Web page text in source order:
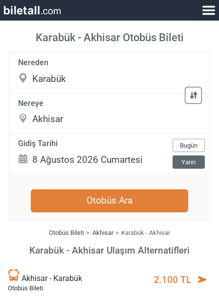
Karabük - Akhisar Otobüs Bileti
Nereden
Nereye
Gidiş Tarihi Bugün
Yarın
Otobüs Ara
Otobüs Bileti Akhisar Karabük - Akhisar
Karabük - Akhisar Ulaşım Alternatifleri
Akhisar - Karabük
Otobüs Bileti
2.100 TL